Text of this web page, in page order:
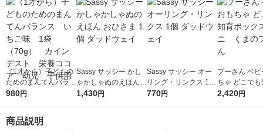
（1才から）子どもの
ためのまんてんバラン
ス いちご味 1袋
児 子供用
980円
Sassy サッシー かし
ゃかしゃぬのえほん
おひさま 1個 ダッド
1,430円
Sassy サッシー オー
リング・リンクス 1個
ダッドウェイ
770円
プーさん ベ
ちゃ どこで
ックスミニ
2,420円
商品説明